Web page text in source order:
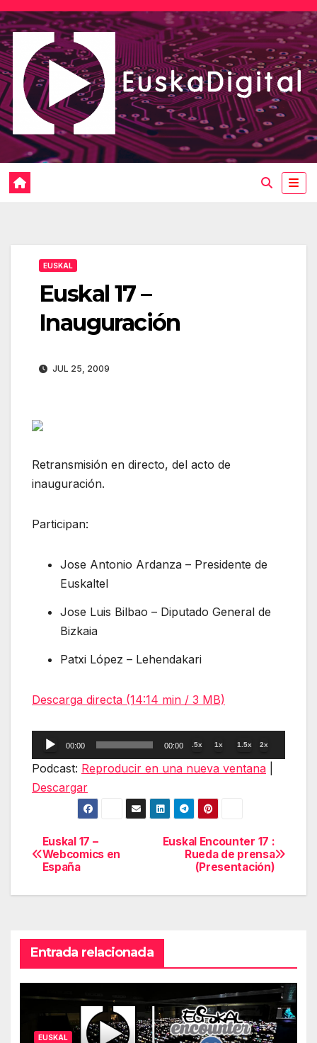
Saltar
al
contenido
EUSKAL
Euskal 17 –
Inauguración
JUL 25, 2009
Retransmisión en directo, del acto de
inauguración.
Participan:
Jose Antonio Ardanza – Presidente de
Euskaltel
Jose Luis Bilbao – Diputado General de
Bizkaia
Patxi López – Lehendakari
Descarga directa (14:14 min / 3 MB)
Reproductor
de
audio
00:00 00:00 .5x 1x 1.5x 2x
Podcast: Reproducir en una nueva ventana
Descargar
Navegación
de
Euskal Encounter 17 :
Rueda de prensa
(Presentación)
Euskal 17 –
Webcomics en
España
Entrada relacionada
EUSKAL